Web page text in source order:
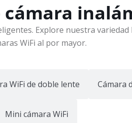
cámara
Explore nuestra
WiFi al por mayor.
WiFi de doble lente Cámara
Mini cámara WiFi